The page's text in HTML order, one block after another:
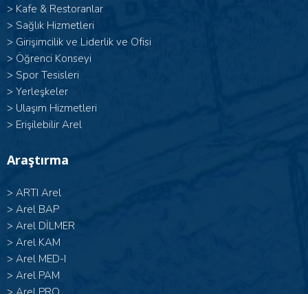
> Kafe & Restoranlar
> Sağlık Hizmetleri
> Girişimcilik ve Liderlik ve Ofisi
> Öğrenci Konseyi
> Spor Tesisleri
> Yerleşkeler
> Ulaşım Hizmetleri
> Erişilebilir Arel
Araştırma
> ARTI Arel
> Arel BAP
> Arel DİLMER
> Arel KAM
> Arel MED-I
> Arel PAM